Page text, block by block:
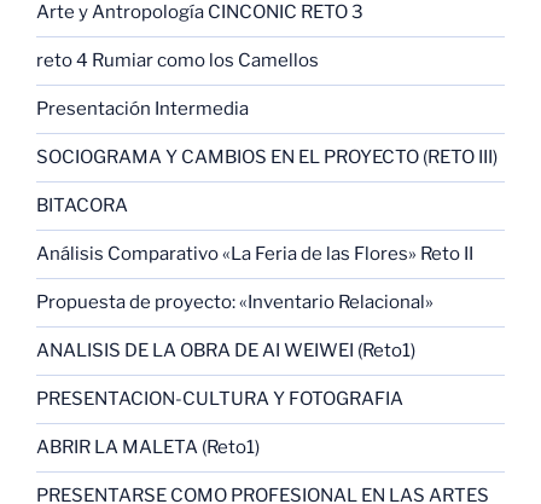
Arte y Antropología CINCONIC RETO 3
reto 4 Rumiar como los Camellos
Presentación Intermedia
SOCIOGRAMA Y CAMBIOS EN EL PROYECTO (RETO III)
BITACORA
Análisis Comparativo «La Feria de las Flores» Reto II
Propuesta de proyecto: «Inventario Relacional»
ANALISIS DE LA OBRA DE AI WEIWEI (Reto1)
PRESENTACION-CULTURA Y FOTOGRAFIA
ABRIR LA MALETA (Reto1)
PRESENTARSE COMO PROFESIONAL EN LAS ARTES